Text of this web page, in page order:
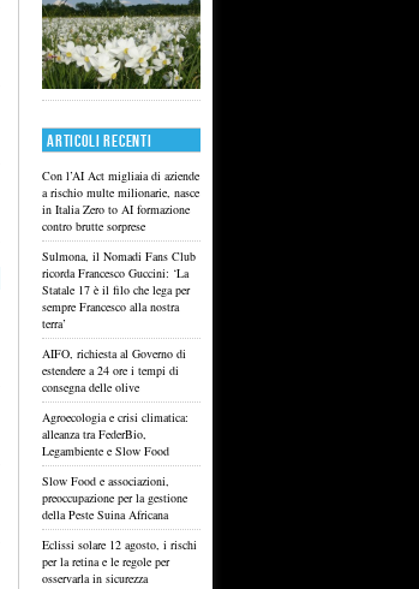
ARTICOLI RECENTI
Con l’AI Act migliaia di aziende
a rischio multe milionarie, nasce
in Italia Zero to AI formazione
contro brutte sorprese
Sulmona, il Nomadi Fans Club
ricorda Francesco Guccini: ‘La
Statale 17 è il filo che lega per
sempre Francesco alla nostra
terra’
AIFO, richiesta al Governo di
estendere a 24 ore i tempi di
consegna delle olive
Agroecologia e crisi climatica:
alleanza tra FederBio,
Legambiente e Slow Food
Slow Food e associazioni,
preoccupazione per la gestione
della Peste Suina Africana
Eclissi solare 12 agosto, i rischi
per la retina e le regole per
osservarla in sicurezza